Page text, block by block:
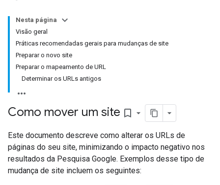
Nesta página
Visão geral
Práticas recomendadas gerais para mudanças de site
Preparar o novo site
Preparar o mapeamento de URL
Determinar os URLs antigos
Como mover um site bookmark_border
Este documento descreve como alterar os URLs de
páginas do seu site, minimizando o impacto negativo nos
resultados da Pesquisa Google. Exemplos desse tipo de
mudança de site incluem os seguintes: